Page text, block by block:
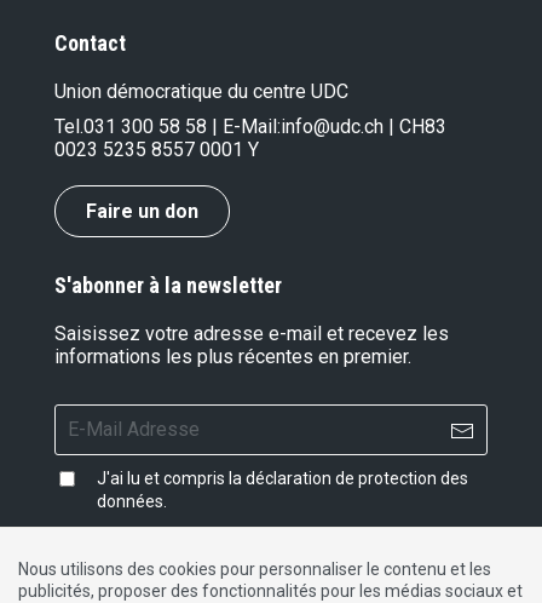
Contact
Union démocratique du centre UDC
Tel.031 300 58 58 | E-Mail:info@udc.ch | CH83
0023 5235 8557 0001 Y
Faire un don
S'abonner à la newsletter
Saisissez votre adresse e-mail et recevez les
informations les plus récentes en premier.
J'ai lu et compris la déclaration de protection des
données
Nous utilisons des cookies pour personnaliser le contenu et les
publicités, proposer des fonctionnalités pour les médias sociaux et